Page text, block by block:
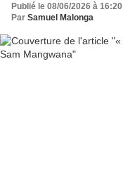
Publié le 08/06/2026 à 16:20
Par Samuel Malonga